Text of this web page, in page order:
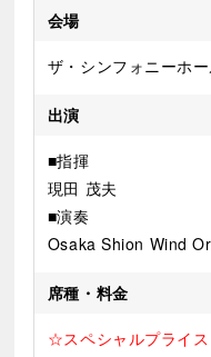
会場
ザ・シンフォニーホ
出演
■指揮
現田 茂夫
■演奏
Osaka Shion Wind
席種・料金
☆スペシャルプライス